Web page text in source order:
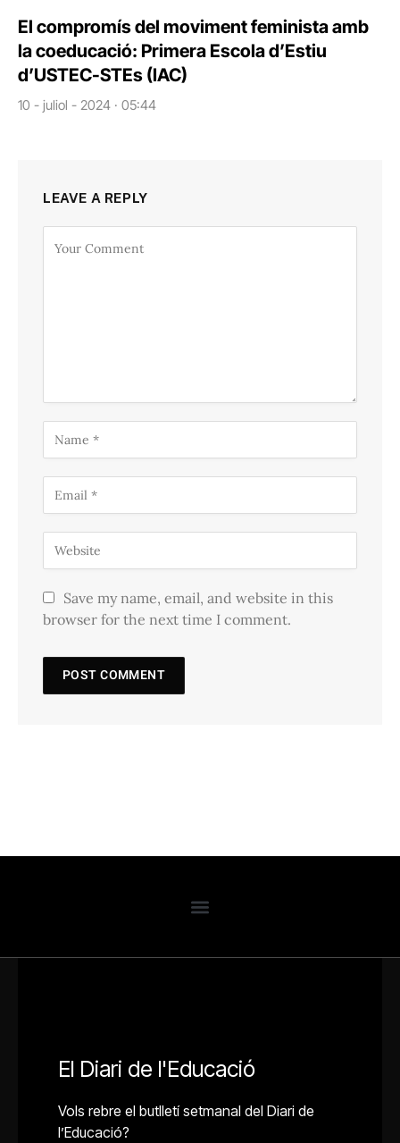
El compromís del moviment feminista amb
la coeducació: Primera Escola d’Estiu
d’USTEC-STEs (IAC)
10 - juliol - 2024 · 05:44
LEAVE A REPLY
Save my name, email, and website in this
browser for the next time I comment.